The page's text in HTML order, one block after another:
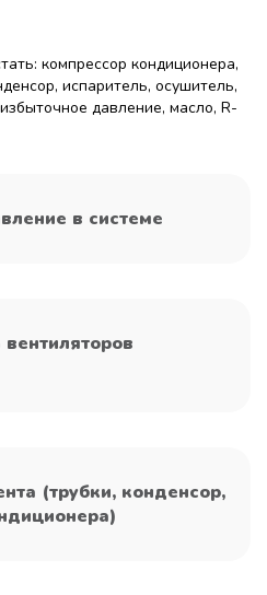
компрессор кондиционера,
испаритель, осушитель,
давление, масло, R-
в системе
(трубки, конденсор,